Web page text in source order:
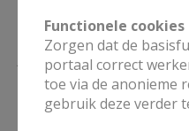
Lees meer
Functionele cookies
Zorgen dat de
portaal correct
toe via de anonieme
gebruik deze verder